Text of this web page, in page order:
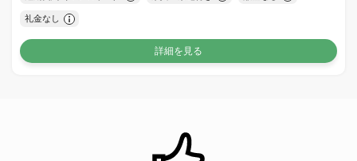
礼金なし
詳細を見る